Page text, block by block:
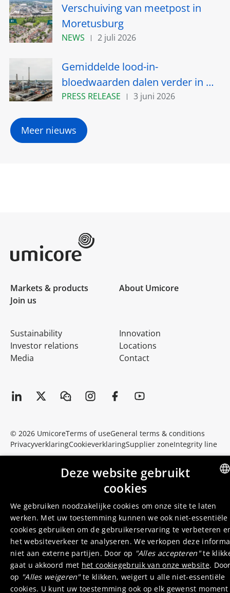
Verschuiving van meetpost in
Moretusburg
NEWS 2 juli 2026
Gemiddelde lood-in-
bloedwaarden dalen verder in de
omgeving van Umicore in
PRESS RELEASE 3 juni 2026
Meer nieuws
Markets & products
About Umicore
Join us
Sustainability
Investor relations
Media
Innovation
Locations
Contact
© 2026 UmicoreTerms of useGeneral terms & conditions
PrivacyverklaringCookieverklaringSupplier zoneIntegrity line
Deze website gebruikt
cookies
We gebruiken noodzakelijke cookies om onze site te laten
werken. Met uw toestemming kunnen we ook niet-essentiële
cookies gebruiken om de gebruikerservaring te verbeteren
het websiteverkeer te analyseren. We verkopen deze
niet aan externe partijen. Door op "Alles accepteren"te
gaat u akkoord met het cookiegebruik van onze website.
op "Alles weigeren"te klikken, weigert u alle niet-essentiële
cookies. U kunt uw toestemming ook op elk gewenst moment